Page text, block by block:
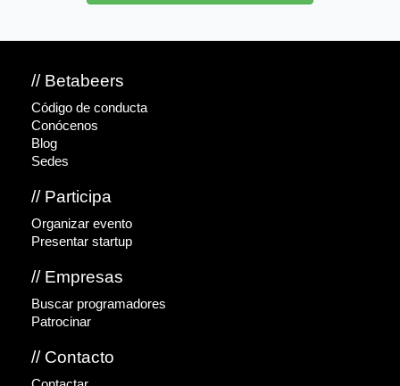
// Betabeers
Código de conducta
Conócenos
Blog
Sedes
// Participa
Organizar evento
Presentar startup
// Empresas
Buscar programadores
Patrocinar
// Contacto